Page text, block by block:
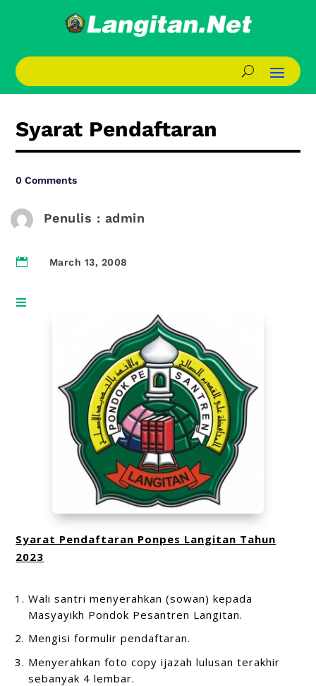
Syarat Pendaftaran
0 Comments
Penulis : admin
 March 13, 2008

Syarat Pendaftaran Ponpes Langitan Tahun
2023
Wali santri menyerahkan (sowan) kepada
Masyayikh Pondok Pesantren Langitan.
Mengisi formulir pendaftaran.
Menyerahkan foto copy ijazah lulusan terakhir
sebanyak 4 lembar.